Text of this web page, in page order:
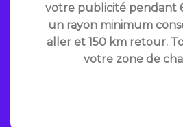
votre publicité pendant
un rayon minimum
aller et 150 km retour.
votre zone de